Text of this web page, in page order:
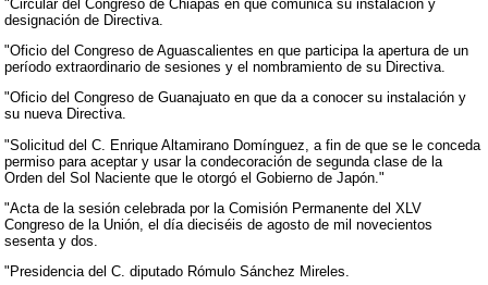
"Circular del Congreso de Chiapas en que comunica su instalación y
designación de Directiva.
"Oficio del Congreso de Aguascalientes en que participa la apertura de un
período extraordinario de sesiones y el nombramiento de su Directiva.
"Oficio del Congreso de Guanajuato en que da a conocer su instalación y
su nueva Directiva.
"Solicitud del C. Enrique Altamirano Domínguez, a fin de que se le conceda
permiso para aceptar y usar la condecoración de segunda clase de la
Orden del Sol Naciente que le otorgó el Gobierno de Japón."
"Acta de la sesión celebrada por la Comisión Permanente del XLV
Congreso de la Unión, el día dieciséis de agosto de mil novecientos
sesenta y dos.
"Presidencia del C. diputado Rómulo Sánchez Mireles.